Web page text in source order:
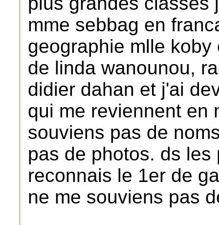
mme sebbag en
geographie mlle
de linda wanounou,
didier dahan et j'ai
qui me reviennent en
souviens pas de
pas de photos. ds
reconnais le 1er de
ne me souviens pas